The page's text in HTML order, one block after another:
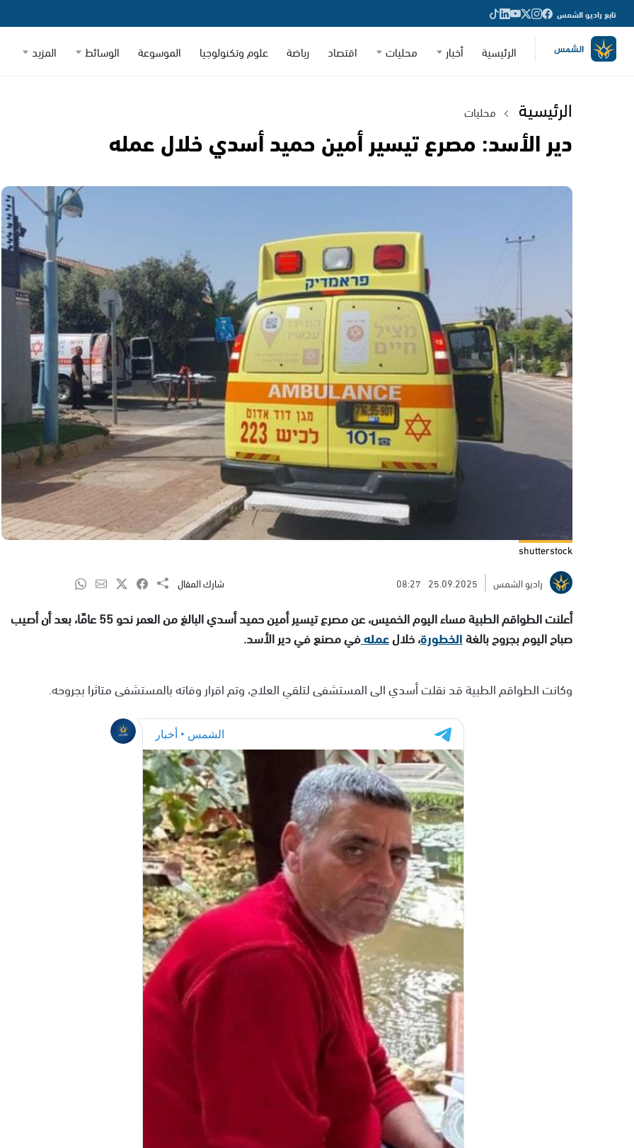
تابع راديو الشمس
الرئيسية أخبار محليات اقتصاد رياضة علوم وتكنولوجيا الموسوعة الوسائط المزيد
الرئيسية محليات
دير الأسد: مصرع تيسير أمين حميد أسدي خلال عمله
shutterstock
راديو الشمس
25.09.2025
08:27 شارك المقال
أعلنت الطواقم الطبية مساء اليوم الخميس، عن مصرع تيسير أمين حميد أسدي البالغ من العمر نحو 55 عامًا، بعد أن أصيب
صباح اليوم بجروح بالغةالخطورة، خلالعملهفي مصنع في دير الأسد.
وكانت الطواقم الطبية قد نقلت أسدي الى المستشفى لتلقي العلاج، وتم اقرار وفاته بالمستشفى متاثرا بجروحه.